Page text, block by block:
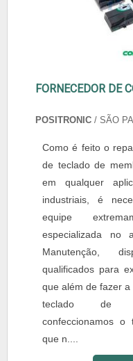
FORNECEDOR DE
POSITRONIC / SÃO
Como é feito o
de teclado de
em qualquer
industriais, é
equipe
especializada no
Manutenção,
qualificados para
que além de fazer
teclado de
confeccionamos o
que n....